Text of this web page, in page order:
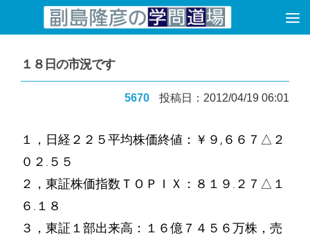
コンテンツへスキップ
１８日の市況です
5670 投稿日：2012/04/19 06:01
１，日経２２５平均株価終値：￥９,６６７△２
０２.５５
２，東証株価指数ＴＯＰＩＸ：８１９.２７△１
６.１８
３，東証１部出来高：１６億７４５６万株，売